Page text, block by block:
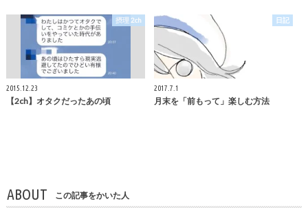
摂理 2ch
2015.12.23
【2ch】オタクだったあの頃
日記
2017.7.1
月末を「前もって」楽しむ方法
ABOUT この記事をかいた人